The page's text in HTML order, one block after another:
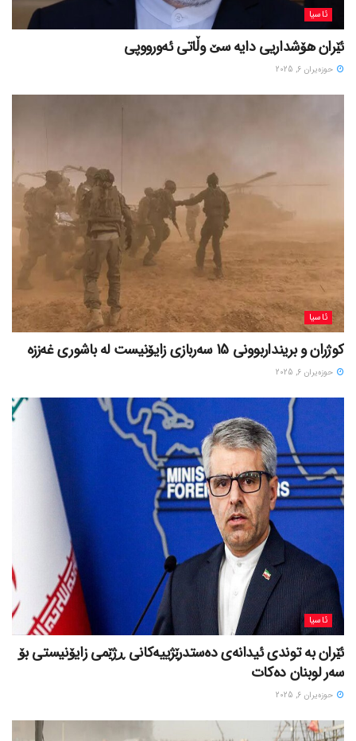
ئاسیا
ئێران هۆشداریی دایە سێ وڵاتی ئەورووپی
حوزه‌یران 6, 2025
ئاسیا
کوژران و برینداربوونی 15 سەربازی زایۆنیست لە باشوری غەززە
حوزه‌یران 6, 2025
ئاسیا
ئێران بە توندی ئیدانەی دەستدرێژییەکانی ڕژێمی زایۆنیستی بۆ
سەر لوبنان دەکات
حوزه‌یران 6, 2025